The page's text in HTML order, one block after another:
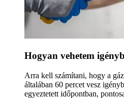
Hogyan vehetem
Arra kell számítani, hogy a
általában 60 percet vesz
egyeztetett időpontban,